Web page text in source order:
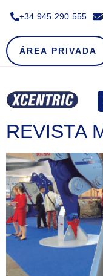
+34 945 290 555​
ÁREA PRIVADA
REVISTA